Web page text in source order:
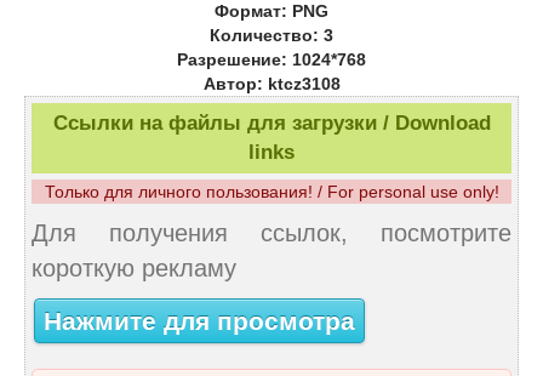
Формат: PNG
Количество: 3
Разрешение: 1024*768
Автор: ktcz3108
Ссылки на файлы для загрузки / Download
links
Только для личного пользования! / For personal use only!
Для получения ссылок, посмотрите
короткую рекламу
Нажмите для просмотра